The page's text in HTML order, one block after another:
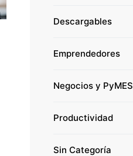
Descargables
Emprendedores
Negocios y PyMES
Productividad
Sin Categoría